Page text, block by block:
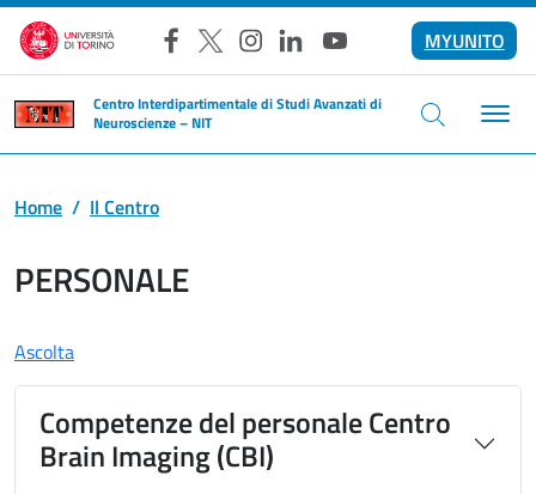
Salta al contenuto principale
Facebook
X Instagram
LinkedInYouTube
MYUNITO
Centro Interdipartimentale di Studi Avanzati di
Neuroscienze – NIT
Home Il Centro
PERSONALE
Ascolta
Competenze del personale Centro
Brain Imaging (CBI)